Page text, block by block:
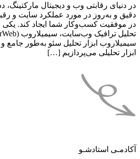
در دنیای رقابتی وب و دیجیتال
دقیق و به‌روز در مورد عملکرد سایت و
در موفقیت کسب‌وکار شما ایجاد کند. یکی از
سیمیلاروب ابزار تحلیل سئو به‌طور جامع
ابزار تحلیلی می‌پردازیم […]
آکادمـی استادشـو